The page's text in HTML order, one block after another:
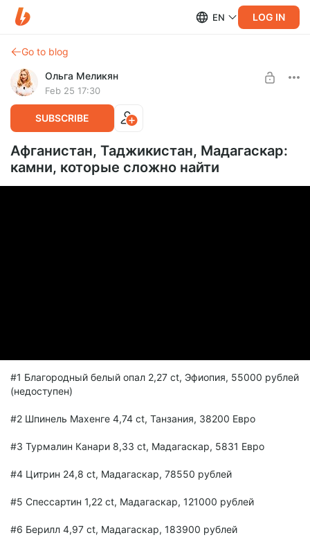
EN LOG IN
Go to blog
Ольга Меликян
Feb 25 17:30
SUBSCRIBE
Афганистан, Таджикистан, Мадагаскар:
камни, которые сложно найти
#1 Благородный белый опал 2,27 ct, Эфиопия, 55000 рублей
(недоступен)
#2 Шпинель Махенге 4,74 ct, Танзания, 38200 Евро
#3 Турмалин Канари 8,33 ct, Мадагаскар, 5831 Евро
#4 Цитрин 24,8 ct, Мадагаскар, 78550 рублей
#5 Спессартин 1,22 ct, Мадагаскар, 121000 рублей
#6 Берилл 4,97 ct, Мадагаскар, 183900 рублей